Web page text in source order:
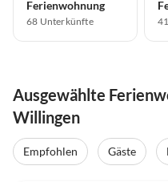
Ferienwohnung
68 Unterkünfte 41
Ausgewählte
Willingen
Empfohlen Gäste